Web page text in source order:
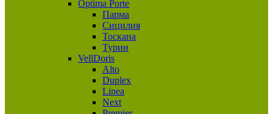
Optima Porte
Парма
Сицилия
Тоскана
Турин
VellDoris
Alto
Duplex
Linea
Next